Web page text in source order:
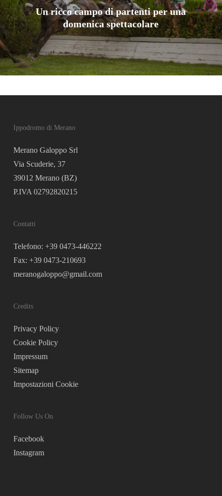
Un ricco campo di partenti per una
domenica spettacolare
Ippodromo di Merano
Merano Galoppo Srl
Via Scuderie, 37
39012 Merano (BZ)
P.IVA 02792820215
Contatti
Telefono: +39 0473-446222
Fax: +39 0473-210693
meranogaloppo@gmail.com
Credits
Privacy Policy
Cookie Policy
Impressum
Sitemap
Impostazioni Cookie
Follow Us On
Facebook
Instagram